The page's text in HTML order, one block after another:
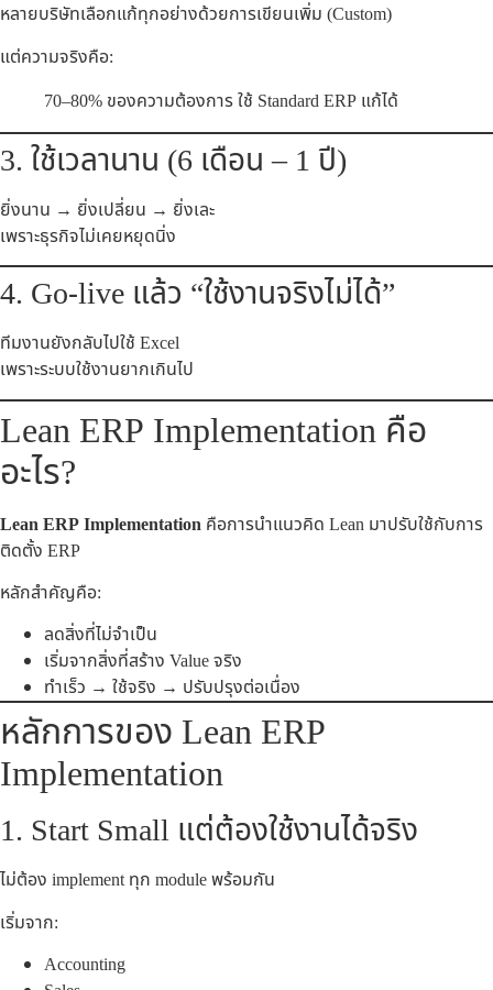
หลายบริษัทเลือกแก้ทุกอย่างด้วยการเขียนเพิ่ม (Custom)
แต่ความจริงคือ:
70–80% ของความต้องการ ใช้ Standard ERP แก้ได้
3. ใช้เวลานาน (6 เดือน – 1 ปี)
ยิ่งนาน → ยิ่งเปลี่ยน → ยิ่งเละ
เพราะธุรกิจไม่เคยหยุดนิ่ง
4. Go-live แล้ว “ใช้งานจริงไม่ได้”
ทีมงานยังกลับไปใช้ Excel
เพราะระบบใช้งานยากเกินไป
Lean ERP Implementation คือ
อะไร?
Lean ERP Implementation คือการนำแนวคิด Lean มาปรับใช้กับการ
ติดตั้ง ERP
หลักสำคัญคือ:
ลดสิ่งที่ไม่จำเป็น
เริ่มจากสิ่งที่สร้าง Value จริง
ทำเร็ว → ใช้จริง → ปรับปรุงต่อเนื่อง
หลักการของ Lean ERP
Implementation
1. Start Small แต่ต้องใช้งานได้จริง
ไม่ต้อง implement ทุก module พร้อมกัน
เริ่มจาก:
Accounting